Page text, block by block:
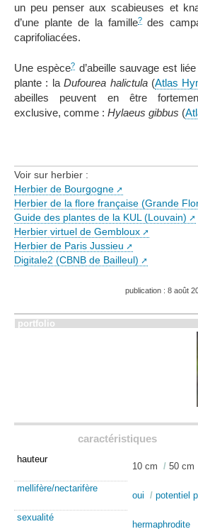
un peu penser aux scabieuses et
d’une plante de la famille?des
caprifoliacées.
Une espèce? d’abeille sauvage est
plante : laDufourea halictula(Atlas
abeilles peuvent en être
exclusive, comme : Hylaeus gibbus (
Voir sur herbier :
Herbier de Bourgogne
Herbier de la flore française (Grande
Guide des plantes de la KUL (Louvain)
Herbier virtuel de Gembloux
Herbier de Paris Jussieu
Digitale2 (CBNB de Bailleul)
publication : 8 août
portfolio
caractéristiques
hauteur
10 cm / 50 cm
mellifère/nectarifère
oui / potentiel
sexualité
hermaphrodite